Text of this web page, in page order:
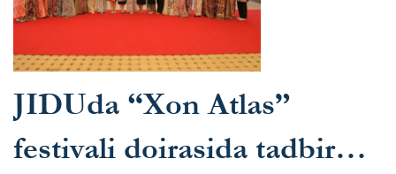
JIDUda “Xon Atlas”
festivali doirasida tadbir